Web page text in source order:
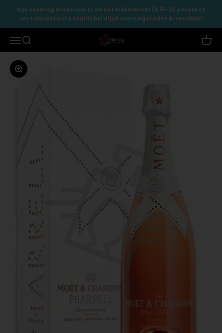
Ugrás a tartalomhoz
Egy csomag maximum 12 db normál méretű (0,5l-1l) palackot
tartalmazhat! A szállítási díjak csomagonként értendőek!
MenüKeresés TopItal Kosár
Zoomolás